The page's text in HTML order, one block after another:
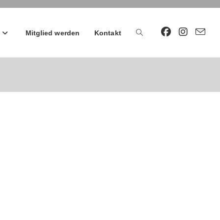
Mitglied werden Kontakt